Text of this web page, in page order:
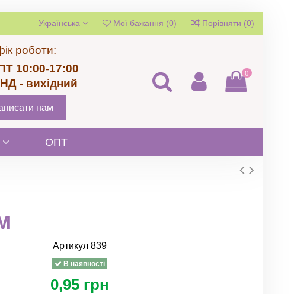
Українська Мої бажання (0) Порівняти (0)
роботи:
10:00-17:00
- вихідний
нам
0
ОПТ
Артикул 839
В наявності
0,95 грн